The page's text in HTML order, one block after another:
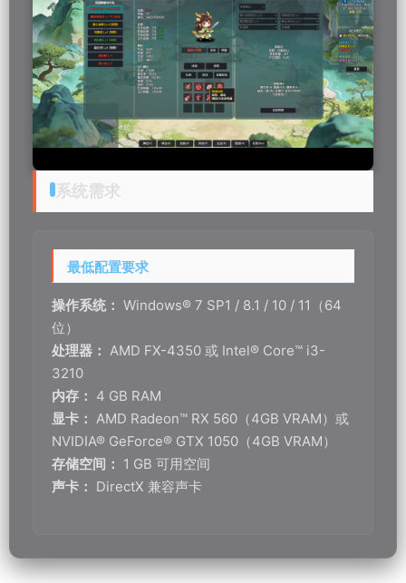
系统需求
最低配置要求
操作系统： Windows® 7 SP1 / 8.1 / 10 / 11（64
位）
处理器： AMD FX-4350 或 Intel® Core™ i3-
3210
内存： 4 GB RAM
显卡： AMD Radeon™ RX 560（4GB VRAM）或
NVIDIA® GeForce® GTX 1050（4GB VRAM）
存储空间： 1 GB 可用空间
声卡： DirectX 兼容声卡